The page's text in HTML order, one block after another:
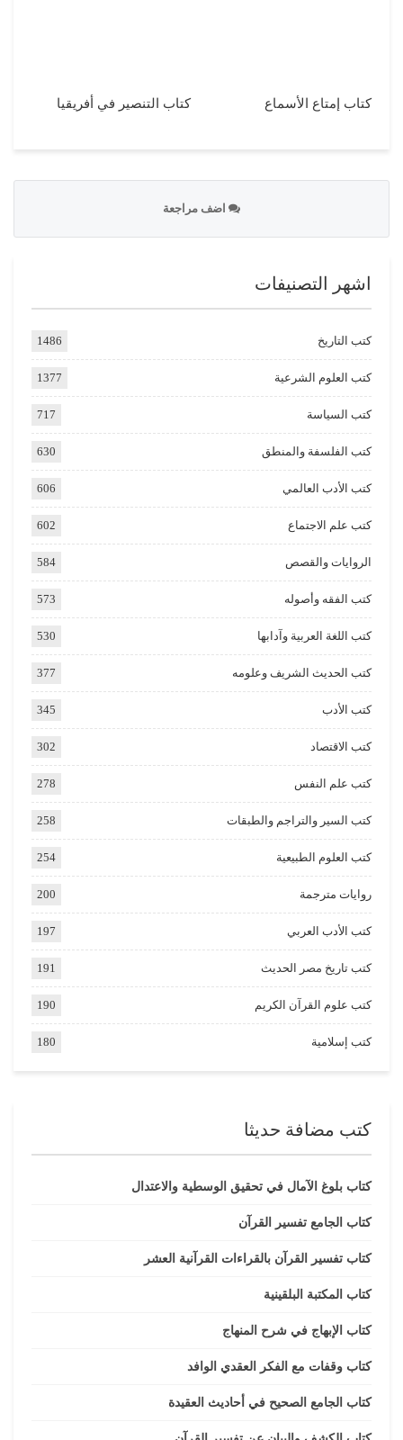
كتاب إمتاع الأسماع كتاب التنصير في أفريقيا
اضف مراجعة
اشهر التصنيفات
كتب التاريخ 1486
كتب العلوم الشرعية 1377
كتب السياسة 717
كتب الفلسفة والمنطق 630
كتب الأدب العالمي 606
كتب علم الاجتماع 602
الروايات والقصص 584
كتب الفقه وأصوله 573
كتب اللغة العربية وآدابها 530
كتب الحديث الشريف وعلومه 377
كتب الأدب 345
كتب الاقتصاد 302
كتب علم النفس 278
كتب السير والتراجم والطبقات 258
كتب العلوم الطبيعية 254
روايات مترجمة 200
كتب الأدب العربي 197
كتب تاريخ مصر الحديث 191
كتب علوم القرآن الكريم 190
كتب إسلامية 180
كتب مضافة حديثا
كتاب بلوغ الآمال في تحقيق الوسطية والاعتدال
كتاب الجامع تفسير القرآن
كتاب تفسير القرآن بالقراءات القرآنية العشر
كتاب المكتبة البلقينية
كتاب الإبهاج في شرح المنهاج
كتاب وقفات مع الفكر العقدي الوافد
كتاب الجامع الصحيح في أحاديث العقيدة